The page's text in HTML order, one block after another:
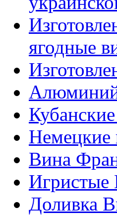
ягодные
Немецкие
Вина
Игристые
Доливка